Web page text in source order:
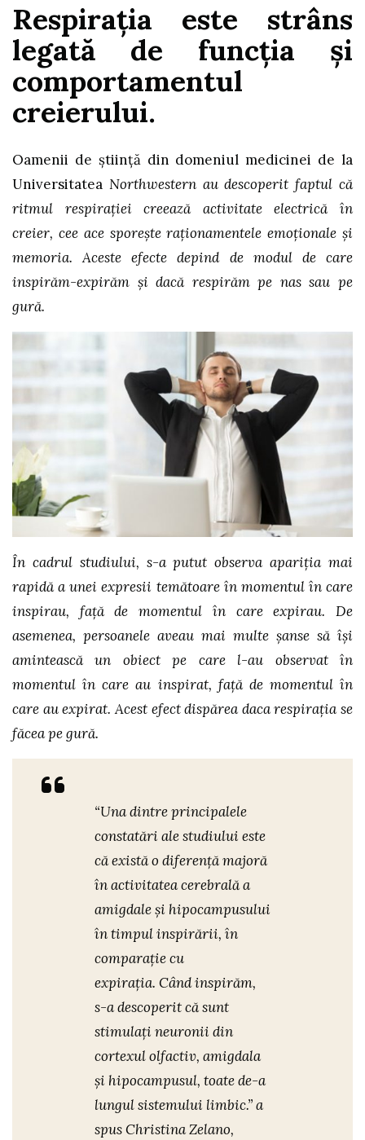
Respiraţia este strâns
legată de funcţia şi
comportamentul
creierului.
Oamenii de ştiinţă din domeniul medicinei de la
Universitatea Northwestern au descoperit faptul că
ritmul respiraţiei creează activitate electrică în
creier, cee ace sporeşte raţionamentele emoţionale şi
memoria. Aceste efecte depind de modul de care
inspirăm-expirăm şi dacă respirăm pe nas sau pe
gură.
În cadrul studiului, s-a putut observa apariţia mai
rapidă a unei expresii temătoare în momentul în care
inspirau, faţă de momentul în care expirau. De
asemenea, persoanele aveau mai multe şanse să îşi
amintească un obiect pe care l-au observatîn
momentul în care au inspirat, faţă de momentul în
care au expirat. Acest efect dispărea daca respiraţia se
făcea pe gură.
“Una dintre principalele
constatări ale studiului este
că există o diferenţă majoră
în activitatea cerebrală a
amigdale şi hipocampusului
în timpul inspirării, în
comparaţie cu
expiraţia. Când inspirăm,
s-a descoperit că sunt
stimulaţi neuronii din
cortexul olfactiv, amigdala
și hipocampusul, toate de-a
lungul sistemului limbic.” a
spus Christina Zelano,